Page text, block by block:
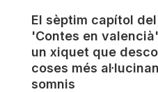
El sèptim capítol
'Contes en
un xiquet que
coses més
somnis